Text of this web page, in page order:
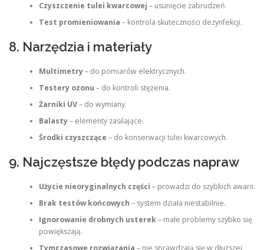
Czyszczenie tulei kwarcowej – usunięcie zabrudzeń.
Test promieniowania – kontrola skuteczności dezynfekcji.
8. Narzędzia i materiały
Multimetry– do pomiarów elektrycznych.
Testery ozonu – do kontroli stężenia.
Żarniki UV– do wymiany.
Balasty– elementy zasilające.
Środki czyszczące – do konserwacji tulei kwarcowych.
9. Najczęstsze błędy podczas napraw
Użycie nieoryginalnych części – prowadzi do szybkich awarii.
Brak testów końcowych – system działa niestabilnie.
Ignorowanie drobnych usterek– małe problemy szybko się
powiększają.
Tymczasowe rozwiązania – nie sprawdzają się w dłuższej